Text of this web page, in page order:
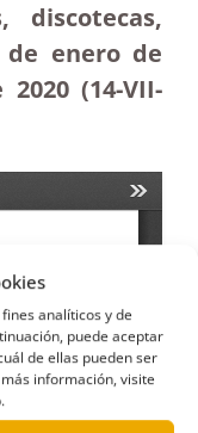
analíticos y de
puede aceptar
de ellas pueden ser
información, visite
discotecas,
enero de
(14-VII-